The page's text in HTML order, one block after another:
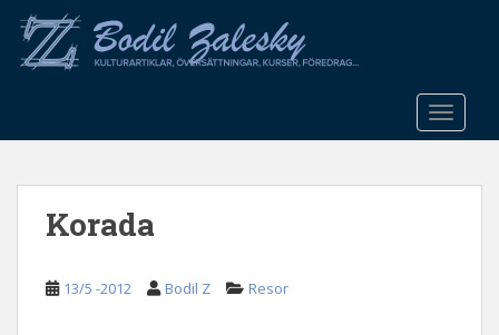
o
Korada
13/5 -2012 Bodil Z Resor